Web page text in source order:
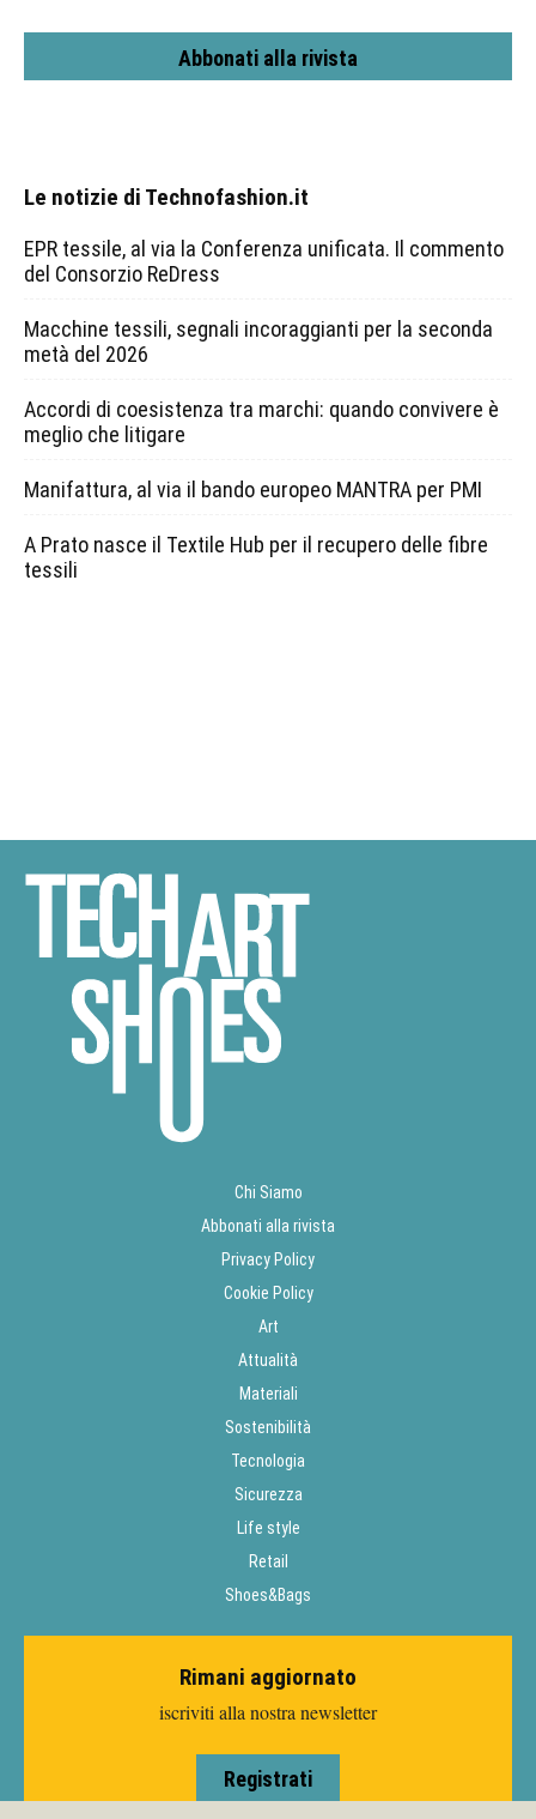
Abbonati alla rivista
Le notizie di Technofashion.it
EPR tessile, al via la Conferenza unificata. Il commento
del Consorzio ReDress
Macchine tessili, segnali incoraggianti per la seconda
metà del 2026
Accordi di coesistenza tra marchi: quando convivere è
meglio che litigare
Manifattura, al via il bando europeo MANTRA per PMI
A Prato nasce il Textile Hub per il recupero delle fibre
tessili
Chi Siamo
Abbonati alla rivista
Privacy Policy
Cookie Policy
Art
Attualità
Materiali
Sostenibilità
Tecnologia
Sicurezza
Life style
Retail
Shoes&Bags
Rimani aggiornato
iscriviti alla nostra newsletter
Registrati